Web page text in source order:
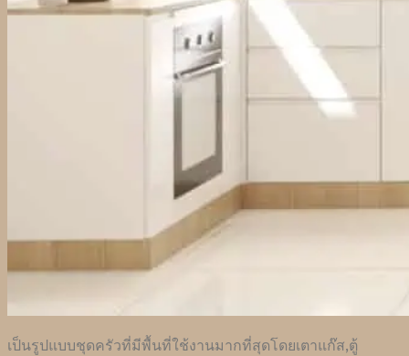
เป็นรูปแบบชุดครัวที่มีพื้นที่ใช้งานมากที่สุดโดยเตาแก๊ส,ตู้